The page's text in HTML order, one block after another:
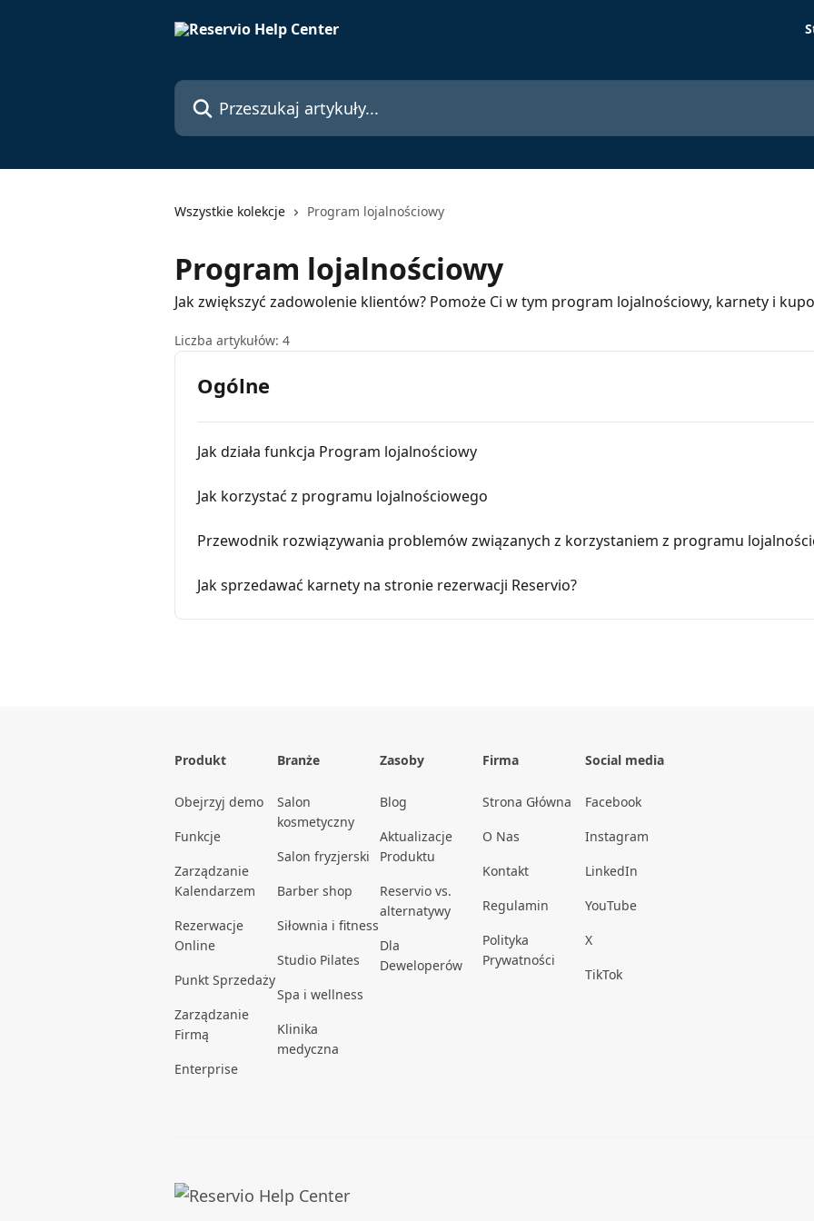
Przeszukaj artykuły...
Wszystkie kolekcje Program lojalnościowy
Program lojalnościowy
Jak zwiększyć zadowolenie klientów? Pomoże Ci w tym program lojalnościowy, karnety i
Liczba artykułów: 4
Ogólne
Jak działa funkcja Program lojalnościowy
Jak korzystać z programu lojalnościowego
Przewodnik rozwiązywania problemów związanych z korzystaniem z programu
Jak sprzedawać karnety na stronie rezerwacji Reservio?
Produkt
Obejrzyj demo
Funkcje
Zarządzanie
Kalendarzem
Rezerwacje
Online
Punkt Sprzedaży
Zarządzanie
Firmą
Enterprise
Branże
Salon
kosmetyczny
Salon fryzjerski
Barber shop
Siłownia i fitness
Studio Pilates
Spa i wellness
Klinika
medyczna
Zasoby
Blog
Aktualizacje
Produktu
Reservio vs.
alternatywy
Dla
Deweloperów
Firma
Strona Główna
O Nas
Kontakt
Regulamin
Polityka
Prywatności
Social media
Facebook
Instagram
LinkedIn
YouTube
X
TikTok